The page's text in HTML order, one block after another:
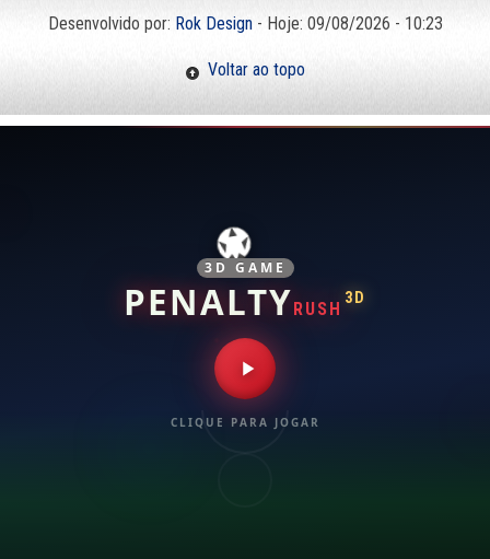
Desenvolvido por: Rok Design- Hoje: 09/08/2026 - 10:23
Voltar ao topo
3D GAME
PENALTY RUSH
3D
CLIQUE PARA JOGAR